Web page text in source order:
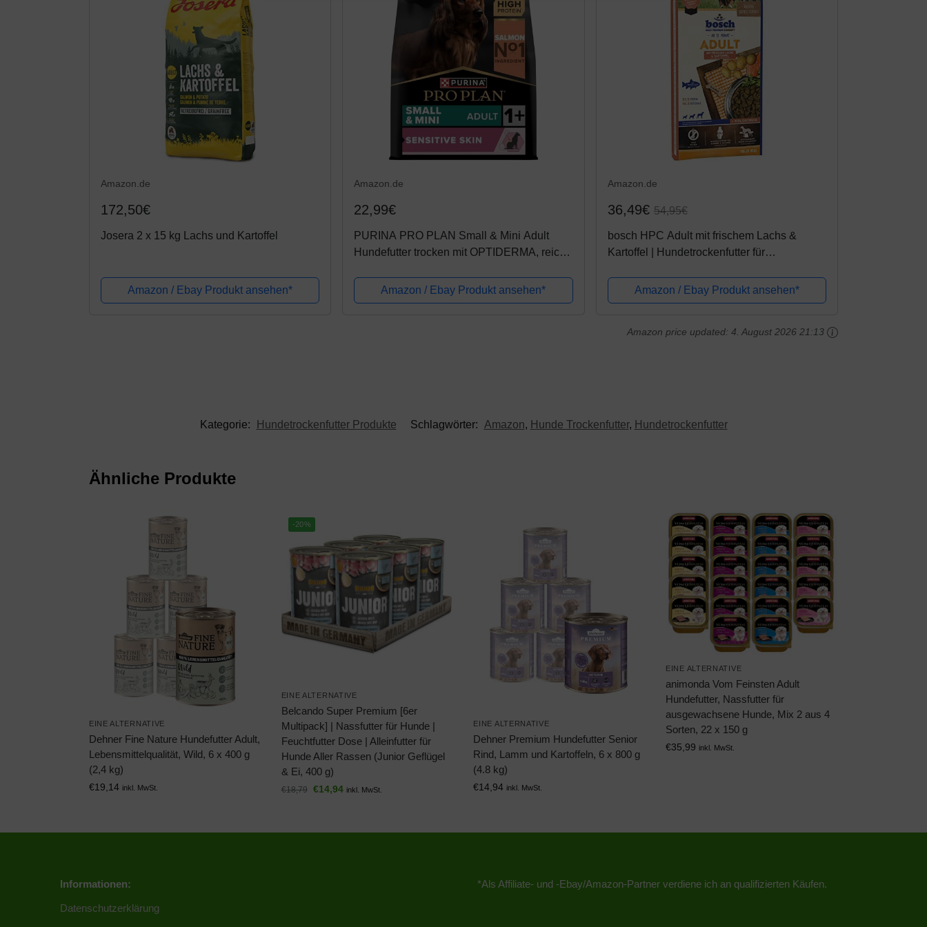
Amazon.de
172,50€
Josera 2 x 15 kg Lachs und Kartoffel
Amazon / Ebay Produkt ansehen*
Amazon.de
22,99€
PURINA PRO PLAN Small & Mini Adult
Hundefutter trocken mit OPTIDERMA, reich
Amazon / Ebay Produkt ansehen*
Amazon.de
36,49€ 54,95€
bosch HPC Adult mit frischem Lachs &
Kartoffel | Hundetrockenfutter für
Amazon / Ebay Produkt ansehen*
Amazon price updated:4. August 2026 21:13
Kategorie: Hundetrockenfutter Produkte Schlagwörter: Amazon, Hunde Trockenfutter, Hundetrockenfutter
Ähnliche Produkte
EINE ALTERNATIVE
Dehner Fine Nature Hundefutter Adult,
Lebensmittelqualität, Wild, 6 x 400 g
(2,4 kg)
€19,14 inkl. MwSt.
-20%
EINE ALTERNATIVE
Belcando Super Premium [6er
Multipack] | Nassfutter für Hunde |
Feuchtfutter Dose | Alleinfutter für
Hunde Aller Rassen (Junior Geflügel
& Ei, 400 g)
€18,79 €14,94 inkl. MwSt.
EINE ALTERNATIVE
Dehner Premium Hundefutter Senior
Rind, Lamm und Kartoffeln, 6 x 800 g
(4.8 kg)
€14,94 inkl. MwSt.
EINE ALTERNATIVE
animonda Vom Feinsten Adult
Hundefutter, Nassfutter für
ausgewachsene Hunde, Mix 2 aus 4
Sorten, 22 x 150 g
€35,99 inkl. MwSt.
Informationen:
Datenschutzerklärung
*Als Affiliate- und -Ebay/Amazon-Partner verdiene ich an qualifizierten Käufen.